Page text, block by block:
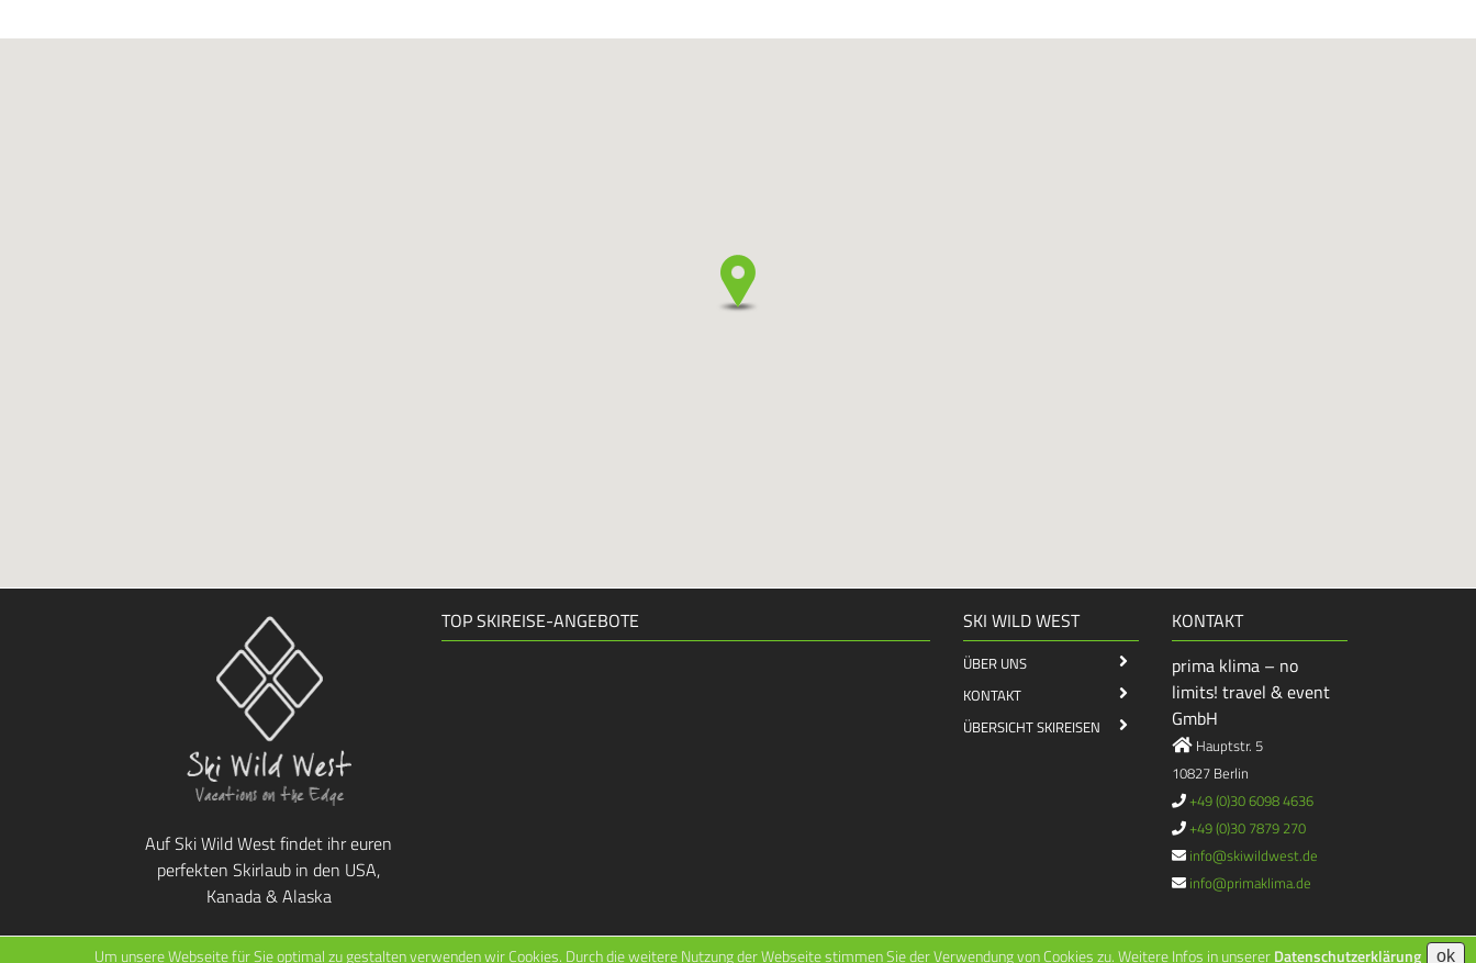
Um unsere Webseite für Sie optimal zu gestalten verwenden wir Cookies. Durch die weitere Nutzung der Webseite stimmen Sie der Verwendung von Cookies zu. Weitere Infos in unsererDatenschutzerklärung ok
Auf Ski Wild West findet ihr euren
perfekten Skirlaub in den USA,
Kanada & Alaska
TOP SKIREISE-ANGEBOTE SKI WILD WEST
ÜBER UNS
KONTAKT
ÜBERSICHT SKIREISEN
KONTAKT
prima klima – no
limits! travel & event
GmbH
Hauptstr. 5
10827 Berlin
+49 (0)30 6098 4636
+49 (0)30 7879 270
info@skiwildwest.de
info@primaklima.de